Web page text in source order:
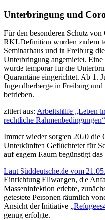
Unterbringung und
Für den besonderen Schutz
RKI-Definition wurden zudem
Seminarhaus und in Freiburg
Unterbringung angemietet.
wurde temporär für die
Quarantäne eingerichtet. Ab 1.
Jugendherberge in Freiburg
betrieben.
zitiert aus: Arbeitshilfe „Leben
rechtliche
Immer wieder sorgten 2020 die
Unterkünften Geflüchteter für
auf engem Raum begünstigt
Laut Süddeutsche.de vom
Einrichtung Ellwangen, die
Masseninfektion erlebte,
getestete Personen räumlich
Ansicht der Initiative „
genug erfolgte.